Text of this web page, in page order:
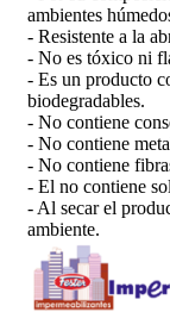
ambientes
- Resistente a la
- No es tóxico ni
- Es un producto
biodegradables.
- No contiene
- No contiene
- No contiene
- El no contiene
- Al secar el
ambiente.